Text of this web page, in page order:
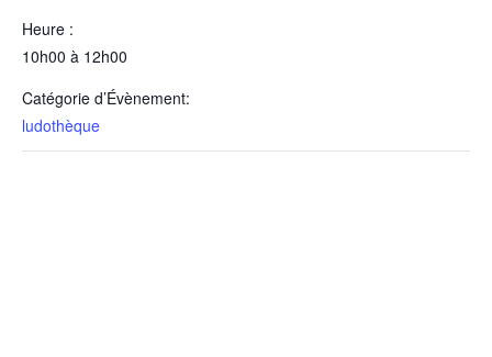
Heure :
10h00 à 12h00
Catégorie d’Évènement:
ludothèque